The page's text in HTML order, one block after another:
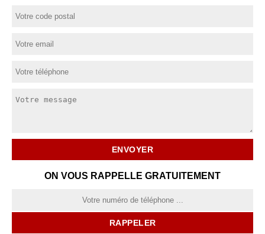
ON VOUS RAPPELLE GRATUITEMENT